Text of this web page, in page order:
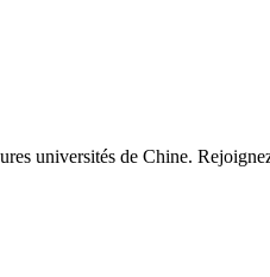
universités de Chine.